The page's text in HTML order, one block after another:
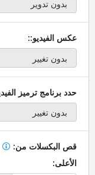
عكس الفيديو::
حدد برنامج ترميز
قص البكسلات من:
الأعلى: